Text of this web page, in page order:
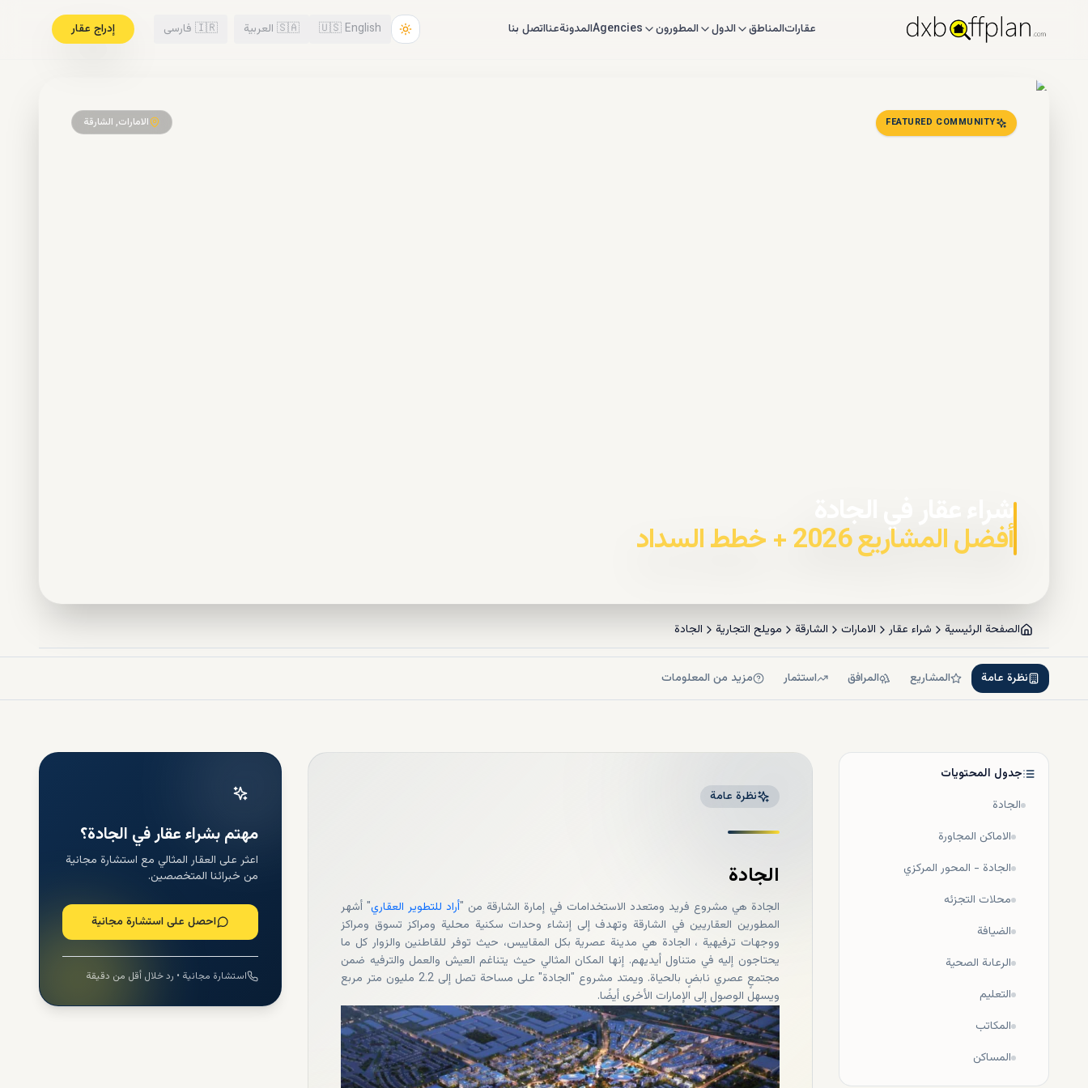
عقاراتالمناطق الدول المطورون Agenciesالمدونةعنااتصل بنا 🇺🇸 English
🇸🇦 العربية 🇮🇷 فارسی إدراج عقار
FEATURED COMMUNITY الامارات, الشارقة
شراء عقار في الجادة
أفضل المشاريع 2026 + خطط السداد
الصفحة الرئيسية شراء عقار الامارات الشارقة مويلح التجارية الجادة
نظرة عامة المشاريع المرافق استثمار مزيد من المعلومات
جدول المحتويات
الجادة
الاماكن المجاورة
الجادة - المحور المركزي
محلات التجزئه
الضيافة
الرعاىة الصحية
التعليم
المكاتب
المساكن
نظرة عامة
الجادة
الجادة هي مشروع فريد ومتعدد الاستخدامات في إمارة الشارقة من "أراد للتطوير العقاري" أشهر
المطورين العقاريين في الشارقة وتهدف إلى إنشاء وحدات سكنية محلية ومراكز تسوق ومراكز
ووجهات ترفيهية ، الجادة هي مدينة عصرية بكل المقاييس، حيث توفر للقاطنين والزوار كل ما
يحتاجون إليه في متناول أيديهم. إنها المكان المثالي حيث يتناغم العيش والعمل والترفيه ضمن
مجتمعٍ عصري نابضٍ بالحياة. ويمتد مشروع "الجادة" على مساحة تصل إلى 2.2 مليون متر مربع
ويسهل الوصول إلى الإمارات الأخرى أيضًا.
مهتم بشراء عقار في الجادة؟
اعثر على العقار المثالي مع استشارة مجانية
من خبرائنا المتخصصين.
احصل على استشارة مجانية
استشارة مجانية • رد خلال أقل من دقيقة